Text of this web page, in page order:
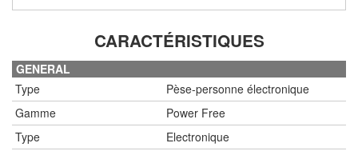
CARACTÉRISTIQUES
GENERAL
Type
Pèse-personne électronique
Gamme
Power Free
Type
Electronique